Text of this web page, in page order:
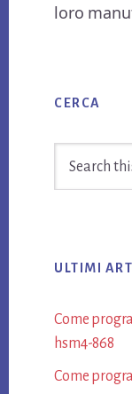
loro
Sidebar
CERCA
ULTIMI
Come
hsm4-868​
Come